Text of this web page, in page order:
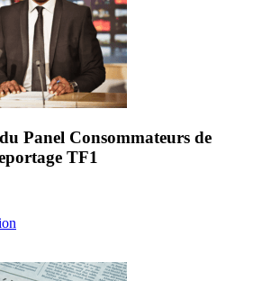
Panel Consommateurs de
TF1